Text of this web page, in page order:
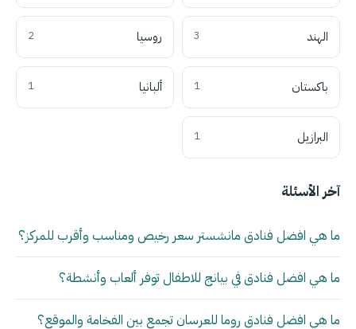
الهند 3 روسيا 2
باكستان 1 ألبانيا 1
البرازيل 1
آخر الأسئلة
ما هي افضل فنادق مانشستر سعر رخيص ومناسب وأقرب للمركز؟
ما هي افضل فنادق في بيانج للاطفال توفر ألعاب وأنشطة؟
ما هي افضل فنادق روما للعرسان تجمع بين الفخامة والموقع؟